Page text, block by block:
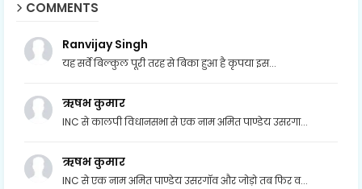
COMMENTS
Ranvijay Singh
यह सर्वे बिल्कुल पूरी तरह से बिका हुआ है कृपया इस...
ऋषभ कुमार
INC से कालपी विधानसभा से एक नाम अमित पाण्डेय उसरगा...
ऋषभ कुमार
INC से एक नाम अमित पाण्डेय उसरगॉव और जोड़ो तब फिर व...